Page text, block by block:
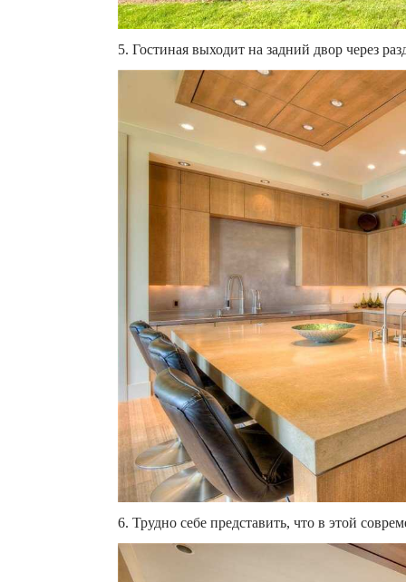
5. Гостиная выходит на задний двор через
6. Трудно себе представить, что в этой